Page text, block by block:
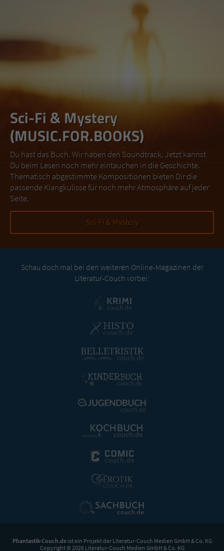
Sci-Fi & Mystery
(MUSIC.FOR.BOOKS)
Du hast das Buch. Wir haben den Soundtrack. Jetzt kannst
Du beim Lesen noch mehr eintauchen in die Geschichte.
Thematisch abgestimmte Kompositionen bieten Dir die
passende Klangkulisse für noch mehr Atmosphäre auf jeder
Seite.
Sci-Fi & Mystery
Schau doch mal bei den weiteren Online-Magazinen der
Literatur-Couch vorbei:
Phantastik-Couch.deist ein Projekt der Literatur-Couch Medien GmbH & Co. KG
Copyright © 2026 Literatur-Couch Medien GmbH & Co. KG